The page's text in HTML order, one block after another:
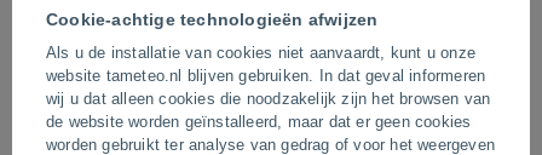
Cookie-achtige technologieën afwijzen
Als u de installatie van cookies niet aanvaardt, kunt u onze
website tameteo.nl blijven gebruiken. In dat geval informeren
wij u dat alleen cookies die noodzakelijk zijn het browsen van
de website worden geïnstalleerd, maar dat er geen cookies
worden gebruikt ter analyse van gedrag of voor het weergeven
Gisteren